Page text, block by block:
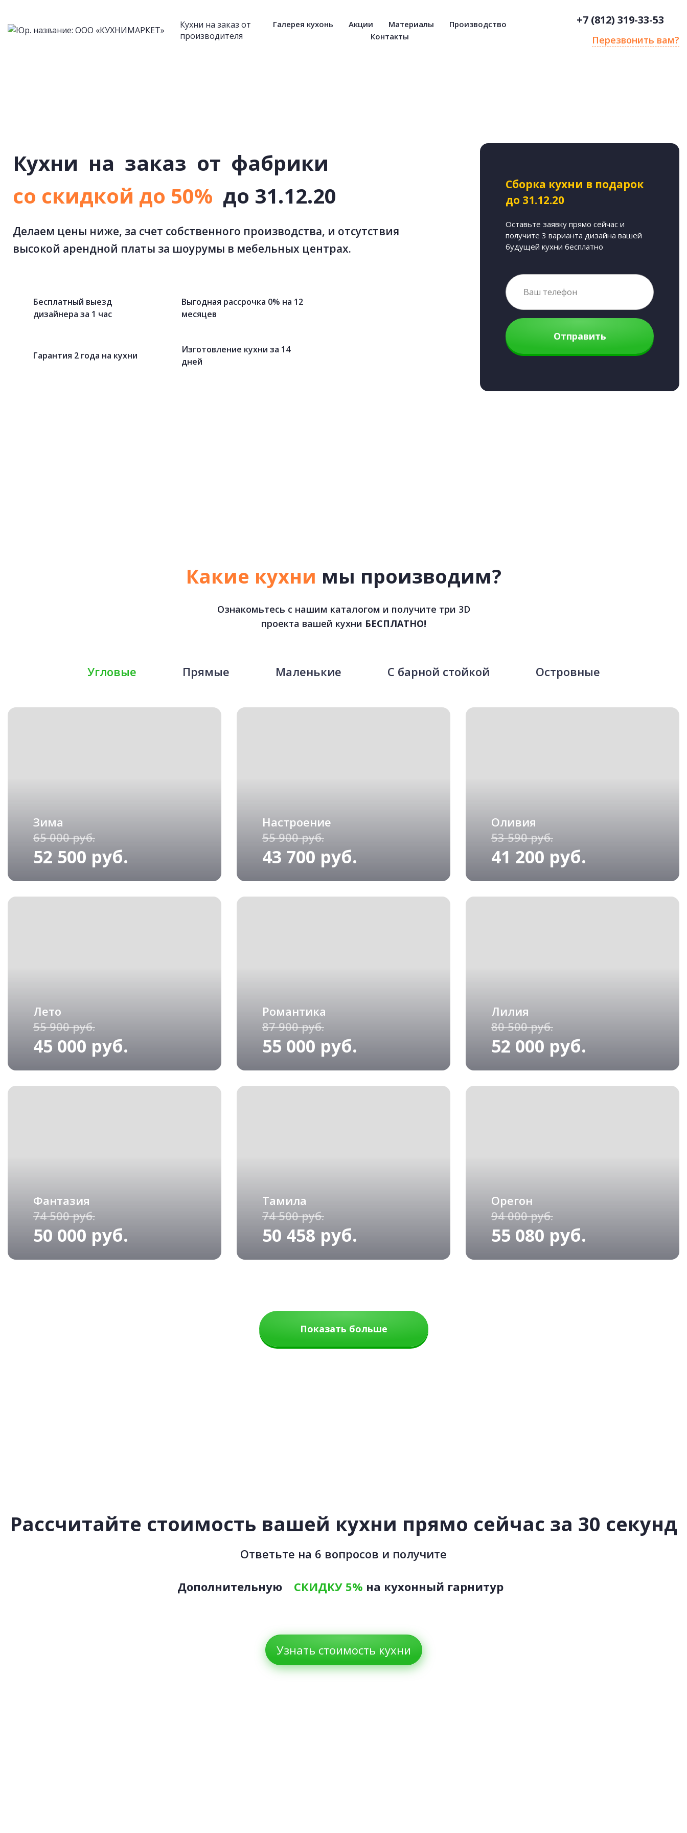
Кухни на заказ от
производителя
Галерея кухонь Акции Материалы
Производство
Контакты
+7 (812) 319-33-53
Перезвонить вам?
Кухни на заказ от фабрики
со скидкой до 50% до 31.12.20
Делаем цены ниже, за счет собственного производства, и отсутствия
высокой арендной платы за шоурумы в мебельных центрах.
Бесплатный выезд
дизайнера за 1 час
Выгодная рассрочка 0% на 12
месяцев
Гарантия 2 года на кухни
Изготовление кухни за 14
дней
Сборка кухни в подарок
до 31.12.20
Оставьте заявку прямо сейчас и
получите 3 варианта дизайна вашей
будущей кухни бесплатно
Отправить
Какие кухни мы производим?
Ознакомьтесь с нашим каталогом и получите три 3D
проекта вашей кухни БЕСПЛАТНО!
Угловые Прямые Маленькие С барной стойкой Островные
Зима
65 000 руб.
52 500 руб.
Настроение
55 900 руб.
43 700 руб.
Оливия
53 590 руб.
41 200 руб.
Лето
55 900 руб.
45 000 руб.
Романтика
87 900 руб.
55 000 руб.
Лилия
80 500 руб.
52 000 руб.
Фантазия
74 500 руб.
50 000 руб.
Тамила
74 500 руб.
50 458 руб.
Орегон
94 000 руб.
55 080 руб.
Показать больше
Рассчитайте стоимость вашей кухни прямо сейчас за 30 секунд
Ответьте на 6 вопросов и получите
Дополнительную СКИДКУ 5% на кухонный гарнитур
Узнать стоимость кухни